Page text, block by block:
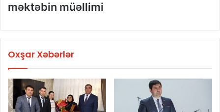
məktəbin müəllimi
Oxşar Xəbərlər